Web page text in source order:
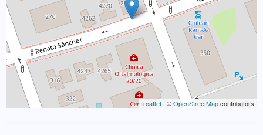
Leaflet | ©OpenStreetMapcontributors